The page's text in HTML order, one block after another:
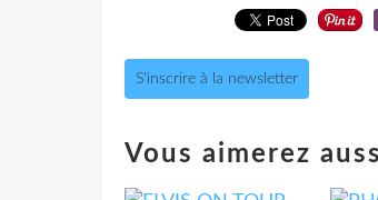
S'inscrire à la newsletter
Vous aimerez